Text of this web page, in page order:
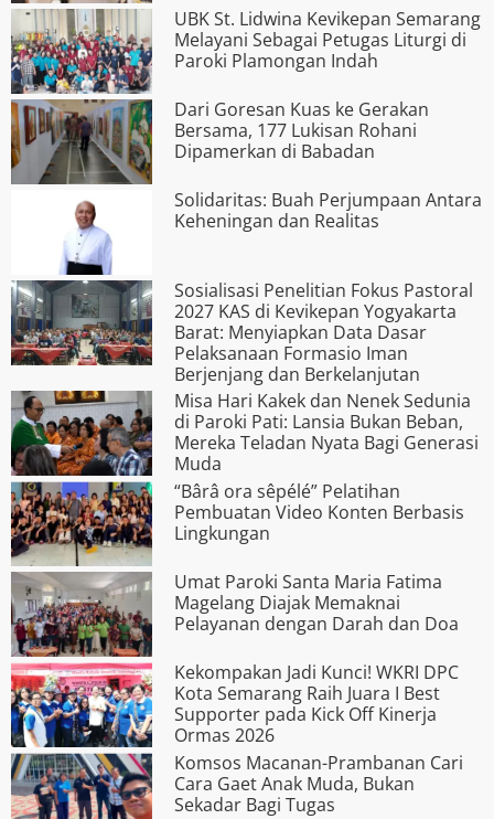
UBK St. Lidwina Kevikepan Semarang
Melayani Sebagai Petugas Liturgi di
Paroki Plamongan Indah
Dari Goresan Kuas ke Gerakan
Bersama, 177 Lukisan Rohani
Dipamerkan di Babadan
Solidaritas: Buah Perjumpaan Antara
Keheningan dan Realitas
Sosialisasi Penelitian Fokus Pastoral
2027 KAS di Kevikepan Yogyakarta
Barat: Menyiapkan Data Dasar
Pelaksanaan Formasio Iman
Berjenjang dan Berkelanjutan
Misa Hari Kakek dan Nenek Sedunia
di Paroki Pati: Lansia Bukan Beban,
Mereka Teladan Nyata Bagi Generasi
Muda
“Bârâ ora s­êpélé” Pelatihan
Pembuatan Video Konten Berbasis
Lingkungan
Umat Paroki Santa Maria Fatima
Magelang Diajak Memaknai
Pelayanan dengan Darah dan Doa
Kekompakan Jadi Kunci! WKRI DPC
Kota Semarang Raih Juara I Best
Supporter pada Kick Off Kinerja
Ormas 2026
Komsos Macanan-Prambanan Cari
Cara Gaet Anak Muda, Bukan
Sekadar Bagi Tugas